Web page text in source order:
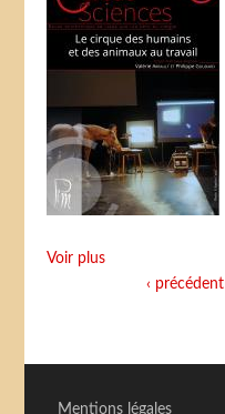
Voir plus
‹ précédent
Mentions légales